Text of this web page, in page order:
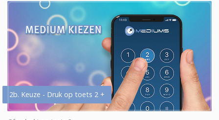
2b. Keuze - Druk op toets 2 +